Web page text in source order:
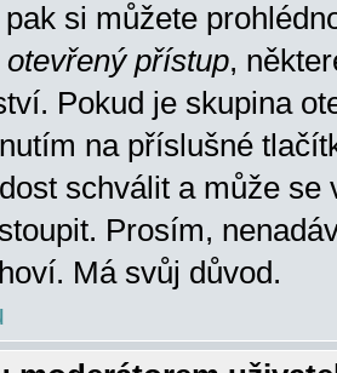
si můžete
otevřený přístup,
Pokud je skupina
na příslušné
schválit a může se
Prosím,
Má svůj důvod.